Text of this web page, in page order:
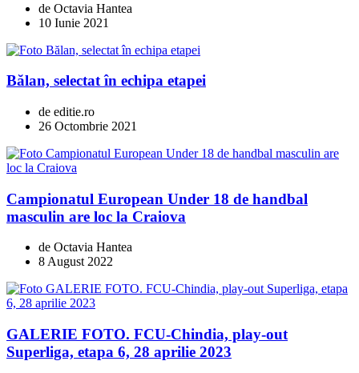
de Octavia Hantea
10 Iunie 2021
Bălan, selectat în echipa etapei
de editie.ro
26 Octombrie 2021
Campionatul European Under 18 de handbal
masculin are loc la Craiova
de Octavia Hantea
8 August 2022
GALERIE FOTO. FCU-Chindia, play-out
Superliga, etapa 6, 28 aprilie 2023